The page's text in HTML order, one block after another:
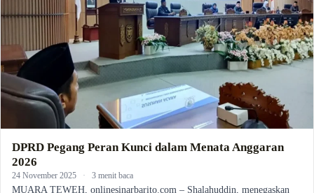
DPRD Pegang Peran Kunci dalam Menata Anggaran
2026
24 November 2025 · 3 menit baca
MUARA TEWEH, onlinesinarbarito.com – Shalahuddin, menegaskan